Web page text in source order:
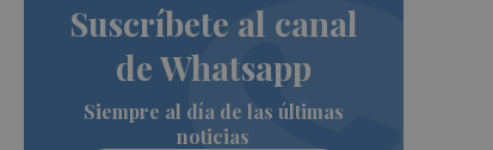
Suscríbete al canal
de Whatsapp
Siempre al día de las últimas
noticias